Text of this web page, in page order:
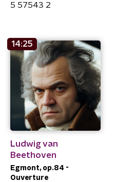
5 57543 2
14:25
Ludwig van
Beethoven
Egmont, op.84 -
Ouverture